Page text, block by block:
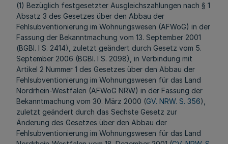
(1) Bezüglich festgesetzter Ausgleichszahlungen nach § 1
Absatz 3 des Gesetzes über den Abbau der
Fehlsubventionierung im Wohnungswesen (AFWoG) in der
Fassung der Bekanntmachung vom 13. September 2001
(BGBl. I S. 2414), zuletzt geändert durch Gesetz vom 5.
September 2006 (BGBl. I S. 2098), in Verbindung mit
Artikel 2 Nummer 1 des Gesetzes über den Abbau der
Fehlsubventionierung im Wohnungswesen für das Land
Nordrhein-Westfalen (AFWoG NRW) in der Fassung der
Bekanntmachung vom 30. März 2000 (GV. NRW. S. 356),
zuletzt geändert durch das Sechste Gesetz zur
Änderung des Gesetzes über den Abbau der
Fehlsubventionierung im Wohnungswesen für das Land